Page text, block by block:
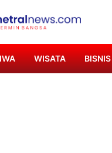
WISATA BISNIS